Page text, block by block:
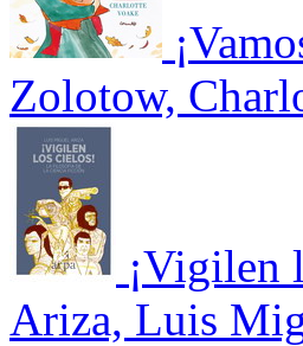
Zolotow,
¡Vigilen
Ariza, Luis